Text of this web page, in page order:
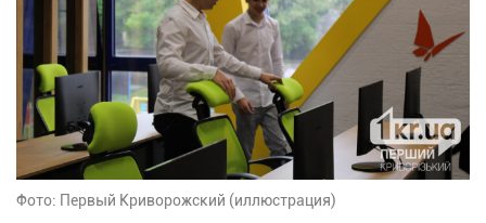
Фото: Первый Криворожский (иллюстрация)